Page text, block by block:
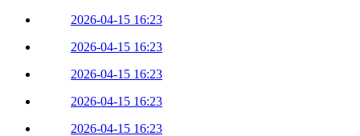
2026-04-15 16:23
2026-04-15 16:23
2026-04-15 16:23
2026-04-15 16:23
2026-04-15 16:23